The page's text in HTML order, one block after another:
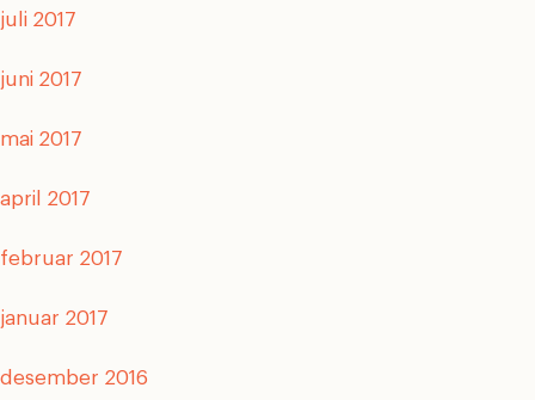
juli 2017
juni 2017
mai 2017
april 2017
februar 2017
januar 2017
desember 2016